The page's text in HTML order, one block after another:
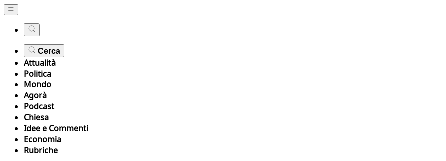
Cerca
Attualità
Politica
Mondo
Agorà
Podcast
Chiesa
Idee e Commenti
Economia
Rubriche